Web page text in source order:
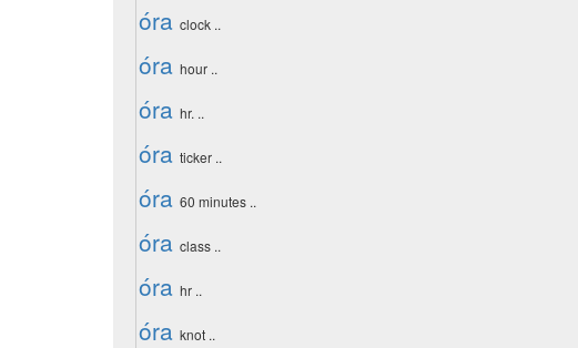
óra clock ..
óra hour ..
óra hr. ..
óra ticker ..
óra 60 minutes ..
óra class ..
óra hr ..
óra knot ..